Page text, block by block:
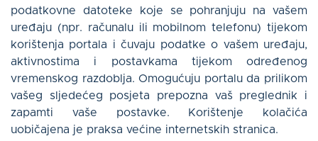
ZANIMA ME
podatkovne datoteke koje se pohranjuju na vašem
uređaju (npr. računalu ili mobilnom telefonu) tijekom
korištenja portala i čuvaju podatke o vašem uređaju,
aktivnostima i postavkama tijekom određenog
vremenskog razdoblja. Omogućuju portalu da prilikom
vašeg sljedećeg posjeta prepozna vaš preglednik i
zapamti vaše postavke. Korištenje kolačića
uobičajena je praksa većine internetskih stranica.